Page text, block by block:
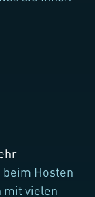
Hosten
mit vielen